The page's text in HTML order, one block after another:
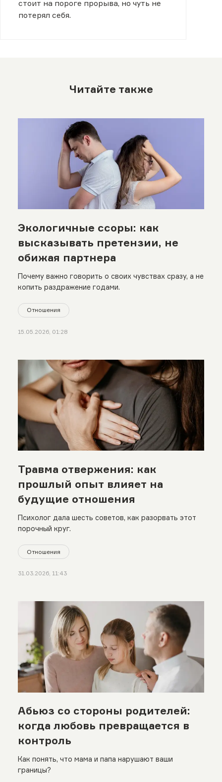
стоит на пороге прорыва, но чуть не
потерял себя.
Читайте также
Экологичные ссоры: как
высказывать претензии, не
обижая партнера
Почему важно говорить о своих чувствах сразу, а не
копить раздражение годами.
Отношения
15.05.2026, 01:28
Травма отвержения: как
прошлый опыт влияет на
будущие отношения
Психолог дала шесть советов, как разорвать этот
порочный круг.
Отношения
31.03.2026, 11:43
Абьюз со стороны родителей:
когда любовь превращается в
контроль
Как понять, что мама и папа нарушают ваши
границы?